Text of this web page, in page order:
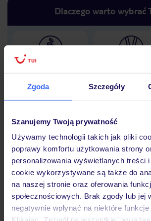
Zgoda Szczegóły
Szanujemy Twoją prywatność
Używamy technologii takich jak pliki
poprawy komfortu użytkowania strony
personalizowania wyświetlanych treści
cookie wykorzystywane są także do
na naszej stronie oraz oferowania
społecznościowych. Brak zgody lub jej
negatywnie wpłynąć na niektóre
Dlaczego warto wybrać
Lider niskich cen
podróży w
Hotel
Opinie
Pokoje